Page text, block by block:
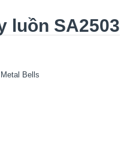
luồn SA2503
Bells